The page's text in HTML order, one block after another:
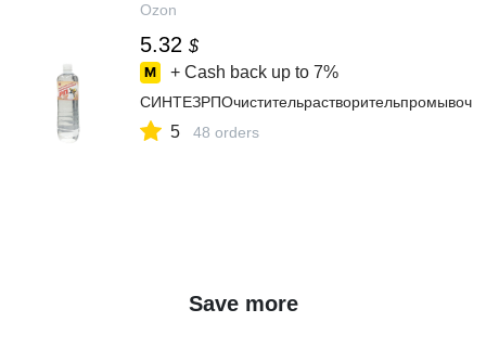
Ozon
5.32 $
+ Cash back up to 7%
5 48 orders
Save more